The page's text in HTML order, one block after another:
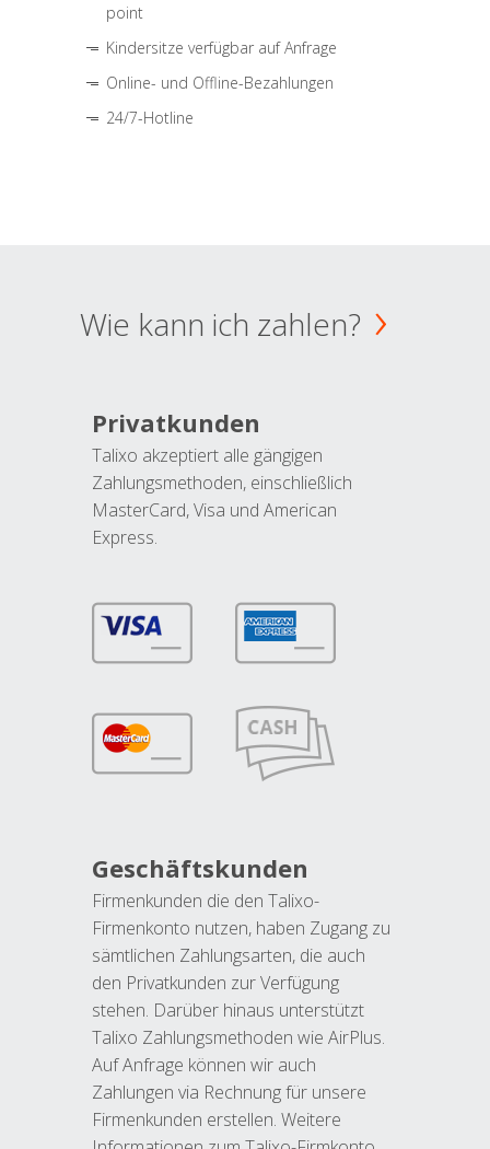
point
Kindersitze verfügbar auf Anfrage
Online- und Offline-Bezahlungen
24/7-Hotline
Wie kann ich zahlen?
Privatkunden
Talixo akzeptiert alle gängigen
Zahlungsmethoden, einschließlich
MasterCard, Visa und American
Express.
Geschäftskunden
Firmenkunden die den Talixo-
Firmenkonto nutzen, haben Zugang zu
sämtlichen Zahlungsarten, die auch
den Privatkunden zur Verfügung
stehen. Darüber hinaus unterstützt
Talixo Zahlungsmethoden wie AirPlus.
Auf Anfrage können wir auch
Zahlungen via Rechnung für unsere
Firmenkunden erstellen. Weitere